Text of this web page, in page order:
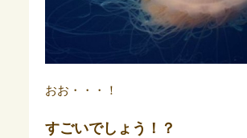
おお・・・！
すごいでしょう！？